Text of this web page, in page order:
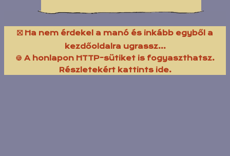
⛝ Ha nem érdekel a manó és inkább egyből a
kezdőoldalra ugrassz...
🍪 A honlapon HTTP-sütiket is fogyaszthatsz.
Részletekért kattints ide.